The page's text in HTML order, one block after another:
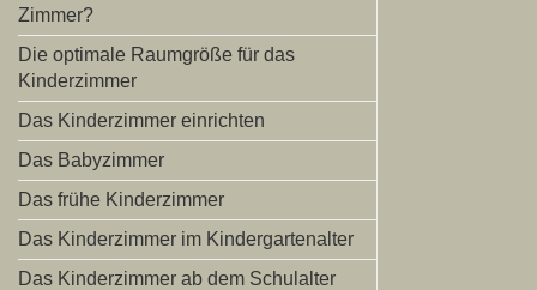
Zimmer?
Die optimale Raumgröße für das
Kinderzimmer
Das Kinderzimmer einrichten
Das Babyzimmer
Das frühe Kinderzimmer
Das Kinderzimmer im Kindergartenalter
Das Kinderzimmer ab dem Schulalter